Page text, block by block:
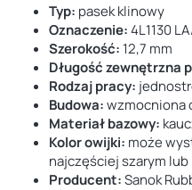
Typ: pasek klinowy
Oznaczenie:4L1130
Szerokość: 12,7 mm
Długość zewnętrzna
Rodzaj pracy:
Budowa:wzmocniona
Materiał bazowy:
Kolor owijki: może
najczęściej szarym
Producent:Sanok